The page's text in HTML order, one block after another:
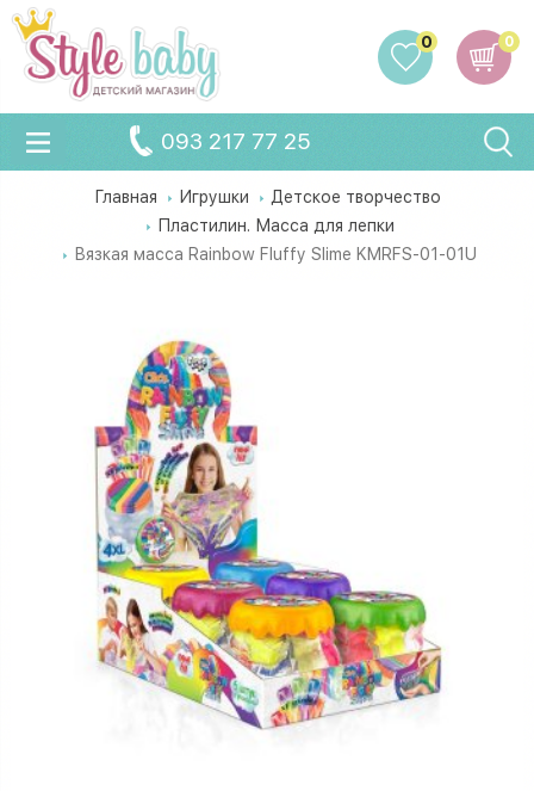
0
0
093 217 77 25
Главная Игрушки
Детское творчество
Пластилин. Масса для лепки
Вязкая масса Rainbow Fluffy Slime KMRFS-01-01U